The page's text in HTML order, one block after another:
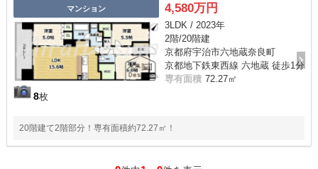
マンション
8枚
4,580万円
3LDK / 2023年
2階/20階建
京都府宇治市六地蔵奈良町
京都地下鉄東西線 六地蔵 徒歩1分
専有面積 72.27㎡
20階建て2階部分！専有面積約72.27㎡！